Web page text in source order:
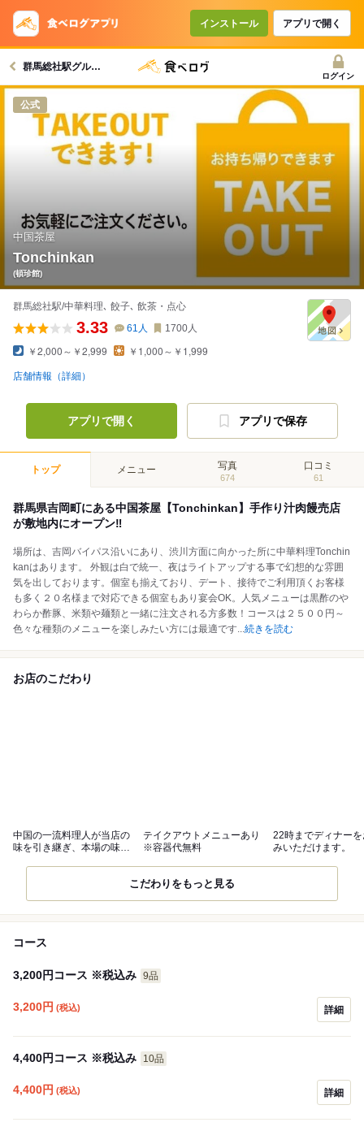
インストール アプリで開く
群馬総社駅グルメへ
ログイン
公式
中国茶屋
Tonchinkan
(頓珍館)
群馬総社駅/中華料理､ 餃子､ 飲茶・点心
3.33 61 人 1700人
￥2,000～￥2,999 ￥1,000～￥1,999
店舗情報（詳細）
アプリで開く アプリで保存
トップ メニュー 写真
674
口コミ
61
群馬県吉岡町にある中国茶屋【Tonchinkan】手作り汁肉饅売店
が敷地内にオープン‼
場所は、吉岡バイパス沿いにあり、渋川方面に向かった所に中華料理Tonchin
kanはあります。 外観は白で統一、夜はライトアップする事で幻想的な雰囲
気を出しております。個室も揃えており、デート、接待でご利用頂くお客様
も多く２０名様まで対応できる個室もあり宴会OK。人気メニューは黒酢のや
わらか酢豚、米類や麺類と一緒に注文される方多数！コースは２５００円～
色々な種類のメニューを楽しみたい方には最適です...続きを読む
お店のこだわり
中国の一流料理人が当店の
味を引き継ぎ、本場の味を
テイクアウトメニューあり
※容器代無料
22時までディナー
みいただけます。
こだわりをもっと見る
コース
3,200円コース ※税込み 9品
3,200円 (税込) 詳細
4,400円コース ※税込み 10品
4,400円 (税込) 詳細